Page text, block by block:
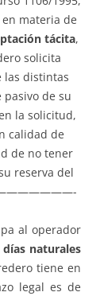
materia de
tácita,
solicita
las distintas
de su
la solicitud,
calidad de
de no tener
reserva del
al operador
naturales
tiene en
legal es de